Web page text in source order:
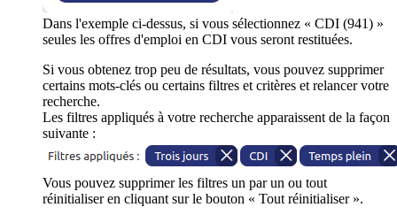
Dans l'exemple ci-dessus, si vous sélectionnez « CDI (941) »
seules les offres d'emploi en CDI vous seront restituées.
Si vous obtenez trop peu de résultats, vous pouvez supprimer
certains mots-clés ou certains filtres et critères et relancer votre
recherche.
Les filtres appliqués à votre recherche apparaissent de la façon
suivante :
Vous pouvez supprimer les filtres un par un ou tout
réinitialiser en cliquant sur le bouton « Tout réinitialiser ».